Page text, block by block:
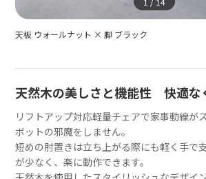
天板 ウォールナット × 脚 ブラック
天然木の美しさと機能性 快適な
リフトアップ対応軽量チェアで家事動線が
ボットの邪魔をしません。
短めの肘置きは立ち上がる際にも軽く手で
が少なく、楽に動作できます。